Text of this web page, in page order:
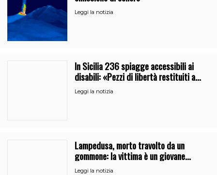
Leggi la notizia
In Sicilia 236 spiagge accessibili ai
disabili: «Pezzi di libertà restituiti a
chi doveva rinunciare al mare»
Leggi la notizia
Lampedusa, morto travolto da un
gommone: la vittima è un giovane
regista di Caltanissetta
Leggi la notizia